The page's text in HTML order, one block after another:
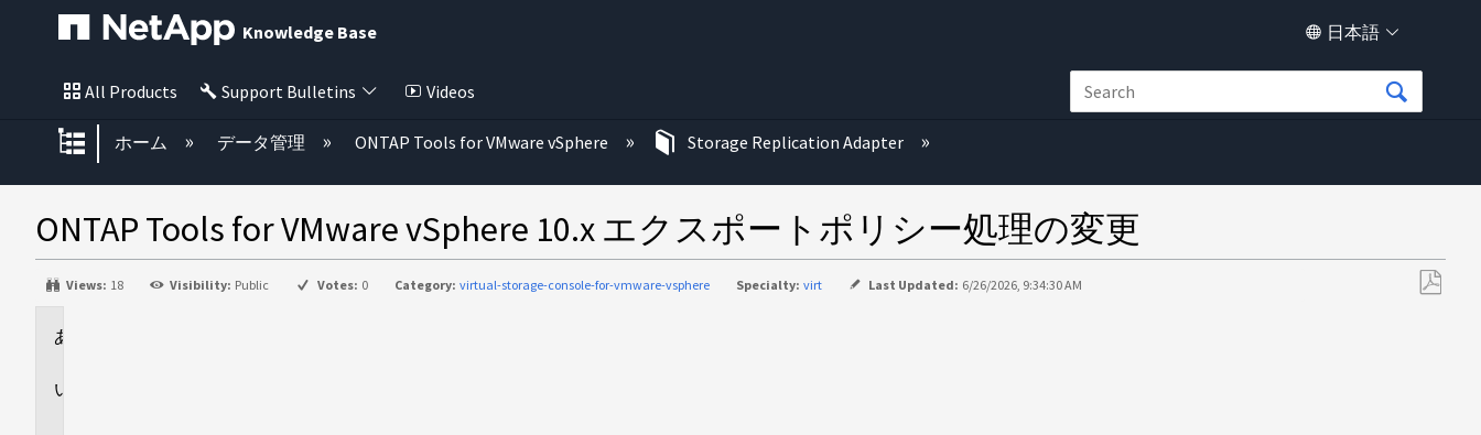
Knowledge Base 日本語
All Products Support Bulletins Videos
グローバル階層を展開/折りたたむ
ホーム データ管理 ONTAP Tools for VMware vSphere Storage Replication Adapter
ONTAP Tools for VMware vSphere 10.x エクスポートポリシー処理の変更
Views: 18 Visibility: Public Votes: 0 Category: virtual-storage-console-for-vmware-vsphere Specialty: virt Last Updated: 6/26/2026, 9:34:30 AM